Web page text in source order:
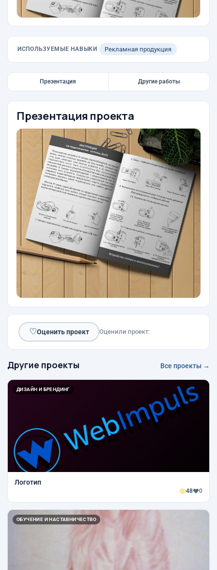
ИСПОЛЬЗУЕМЫЕ НАВЫКИ Рекламная продукция
Презентация Другие работы
Презентация проекта
♡Оценить проект Оценили проект:
Другие проекты Все проекты →
ДИЗАЙН И БРЕНДИНГ
Логотип
48 0
ОБУЧЕНИЕ И НАСТАВНИЧЕСТВО